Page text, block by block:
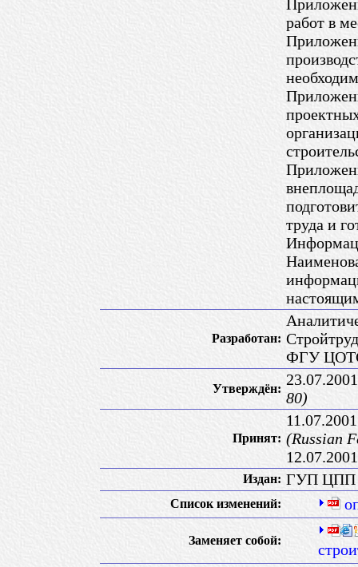
работ в
труда и
Разработан:
ФГУ
Утверждён:
80)
Принят: (Russian
Издан: ГУП
Список изменений:
Заменяет собой: